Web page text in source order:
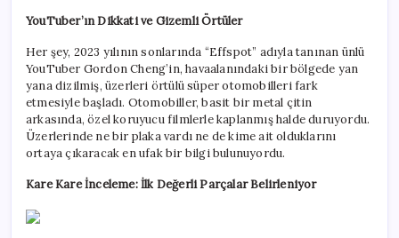
YouTuber’ın Dikkati ve Gizemli Örtüler
Her şey, 2023 yılının sonlarında “Effspot” adıyla tanınan ünlü
YouTuber Gordon Cheng’in, havaalanındaki bir bölgede yan
yana dizilmiş, üzerleri örtülü süper otomobilleri fark
etmesiyle başladı. Otomobiller, basit bir metal çitin
arkasında, özel koruyucu filmlerle kaplanmış halde duruyordu.
Üzerlerinde ne bir plaka vardı ne de kime ait olduklarını
ortaya çıkaracak en ufak bir bilgi bulunuyordu.
Kare Kare İnceleme: İlk Değerli Parçalar Belirleniyor